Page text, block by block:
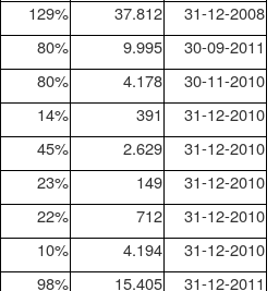
129% 37.812 31-12-2008
80% 9.995 30-09-2011
80% 4.178 30-11-2010
14% 391 31-12-2010
45% 2.629 31-12-2010
23% 149 31-12-2010
22% 712 31-12-2010
10% 4.194 31-12-2010
98% 15.405 31-12-2011